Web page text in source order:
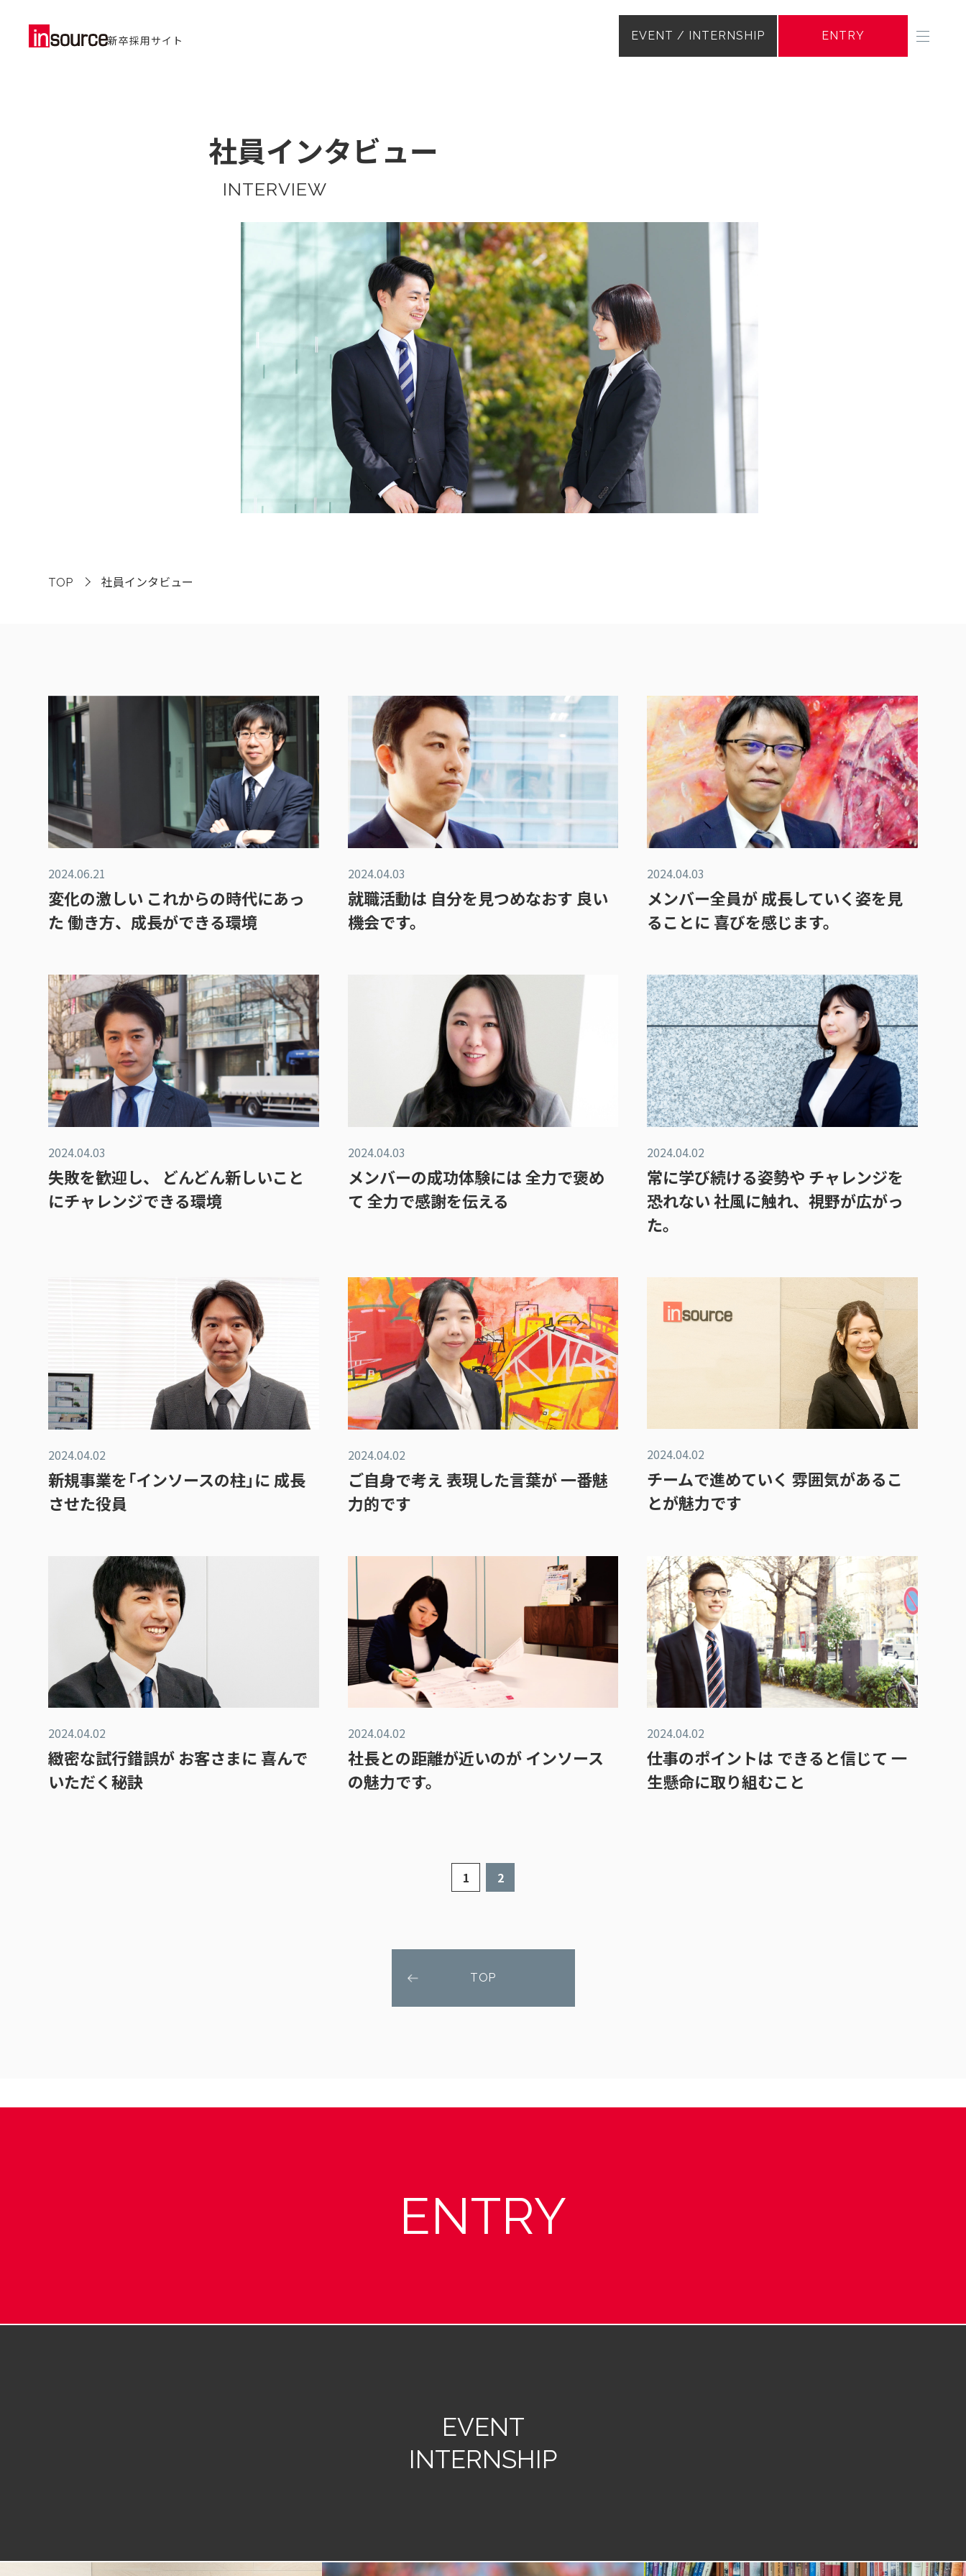
新卒採用サイト EVENT / INTERNSHIP ENTRY
社員インタビュー
TOP 社員インタビュー
2024.06.21
変化の激しい これからの時代にあっ
た 働き方、成長ができる環境
2024.04.03
就職活動は 自分を見つめなおす 良い
機会です。
2024.04.03
メンバー全員が 成長していく姿を見
ることに 喜びを感じます。
2024.04.03
失敗を歓迎し、 どんどん新しいこと
にチャレンジできる環境
2024.04.03
メンバーの成功体験には 全力で褒め
て 全力で感謝を伝える
2024.04.02
常に学び続ける姿勢や チャレンジを
恐れない 社風に触れ、視野が広がっ
た。
2024.04.02
新規事業を「インソースの柱」に 成長
させた役員
2024.04.02
ご自身で考え 表現した言葉が 一番魅
力的です
2024.04.02
チームで進めていく 雰囲気があるこ
とが魅力です
2024.04.02
緻密な試行錯誤が お客さまに 喜んで
いただく秘訣
2024.04.02
社長との距離が近いのが インソース
の魅力です。
2024.04.02
仕事のポイントは できると信じて 一
生懸命に取り組むこと
1 2
TOP
ENTRY
EVENT
INTERNSHIP